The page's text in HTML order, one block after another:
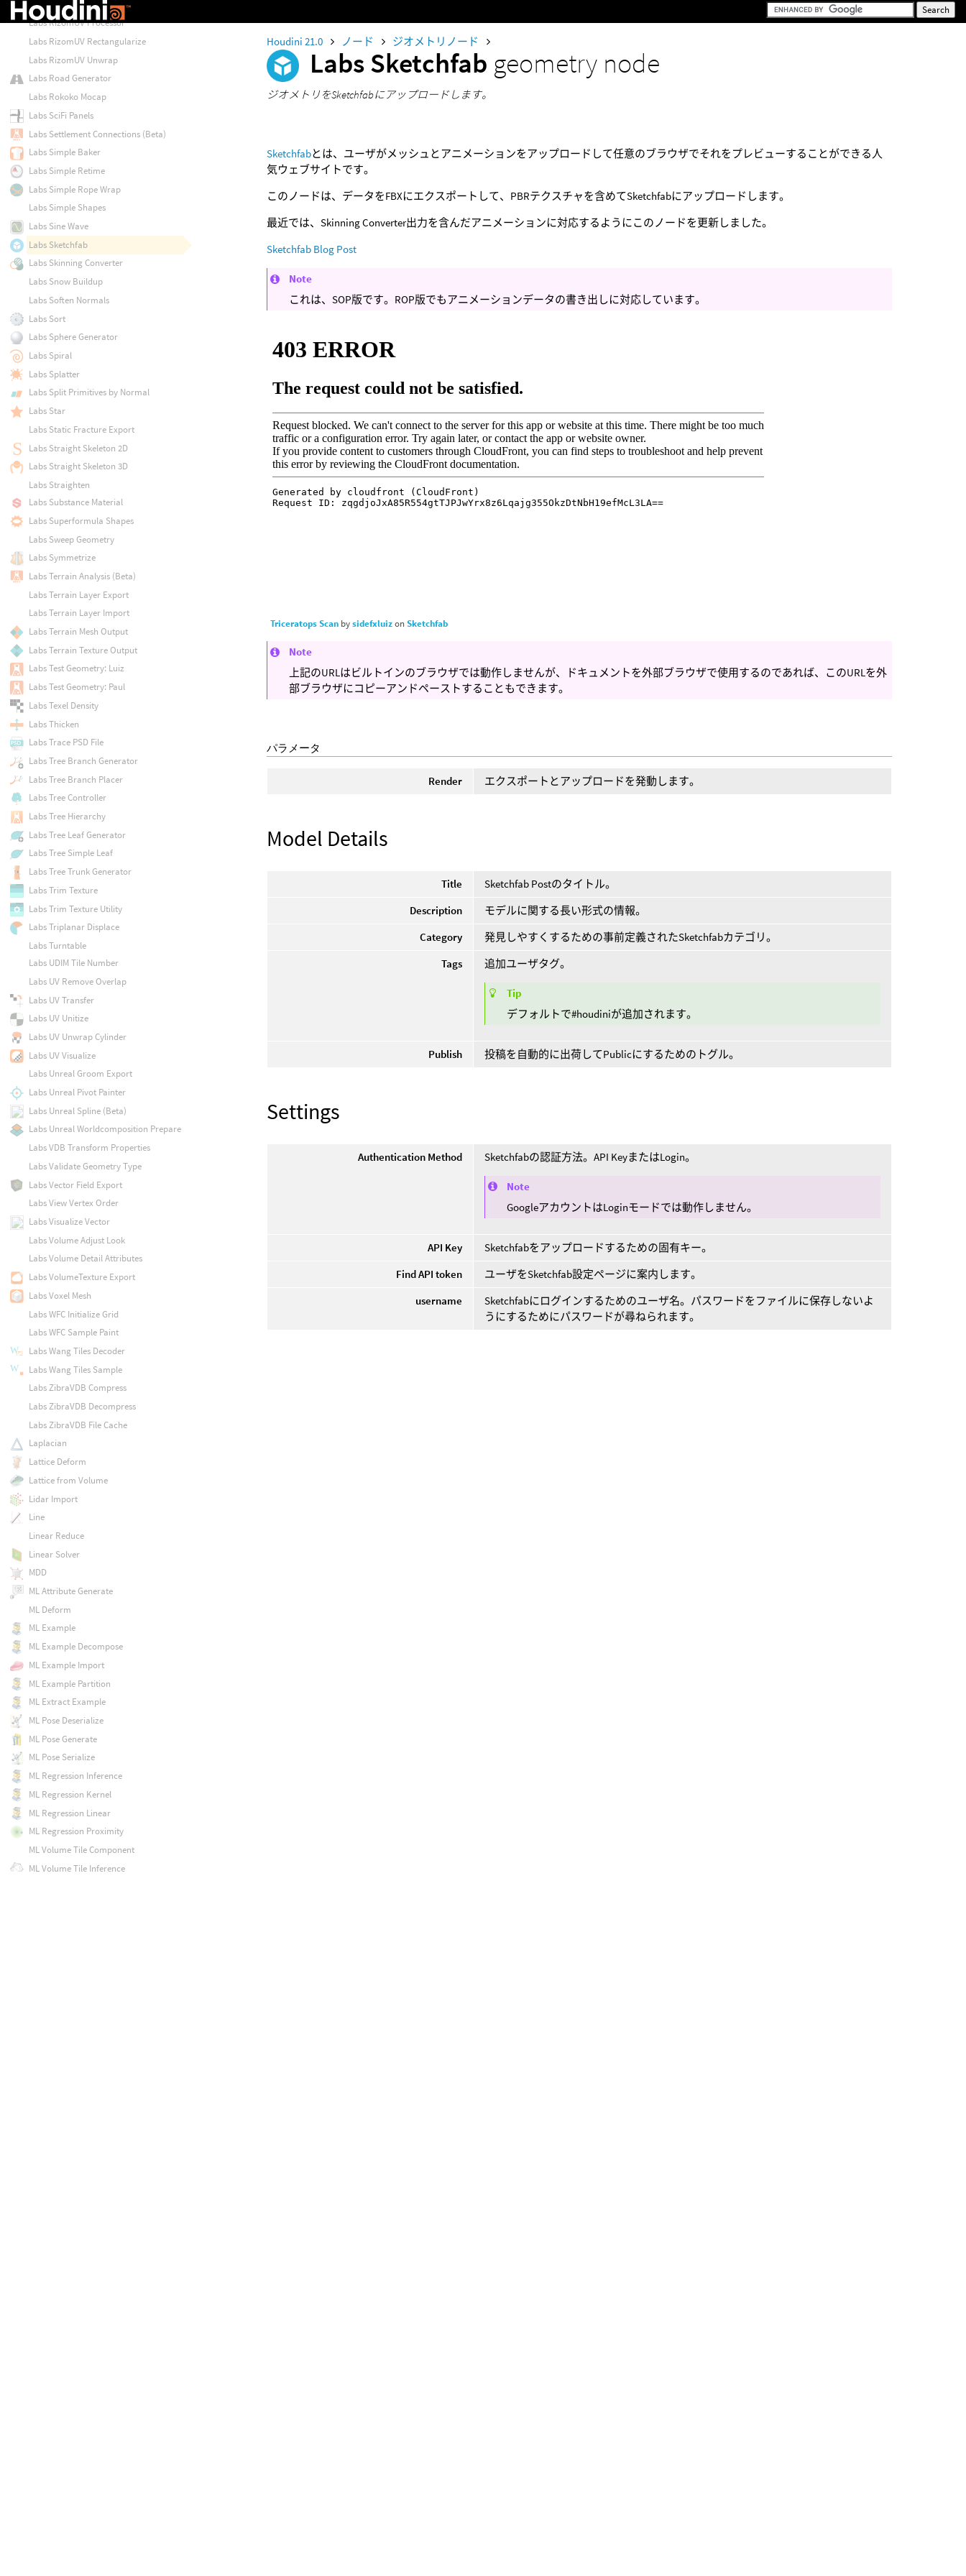
Houdini 21.0 ノード ジオメトリノード
Labs Sketchfab geometry node
ジオメトリをSketchfabにアップロードします。
Sketchfabとは、ユーザがメッシュとアニメーションをアップロードして任意のブラウザでそれをプレビューすることができる人
気ウェブサイトです。
このノードは、データをFBXにエクスポートして、PBRテクスチャを含めてSketchfabにアップロードします。
最近では、Skinning Converter出力を含んだアニメーションに対応するようにこのノードを更新しました。
Sketchfab Blog Post
Note
これは、SOP版です。ROP版でもアニメーションデータの書き出しに対応しています。
Triceratops Scan bysidefxluizonSketchfab
Note
上記のURLはビルトインのブラウザでは動作しませんが、ドキュメントを外部ブラウザで使用するのであれば、このURLを外
部ブラウザにコピーアンドペーストすることもできます。
パラメータ
Render エクスポートとアップロードを発動します。
Model Details
Title
Sketchfab Postのタイトル。
Description
モデルに関する長い形式の情報。
Category
発見しやすくするための事前定義されたSketchfabカテゴリ。
Tags
追加ユーザタグ。
Tip
デフォルトで#houdiniが追加されます。
Publish 投稿を自動的に出荷してPublicにするためのトグル。
Settings
Authentication Method Sketchfabの認証方法。API KeyまたはLogin。
Note
GoogleアカウントはLoginモードでは動作しません。
API Key
Sketchfabをアップロードするための固有キー。
Find API token
ユーザをSketchfab設定ページに案内します。
username
Sketchfabにログインするためのユーザ名。パスワードをファイルに保存しないよ
うにするためにパスワードが尋ねられます。
Labs RizomUV Optimize
Labs RizomUV Processor
Labs RizomUV Rectangularize
Labs RizomUV Unwrap
Labs Road Generator
Labs Rokoko Mocap
Labs SciFi Panels
Labs Settlement Connections (Beta)
Labs Simple Baker
Labs Simple Retime
Labs Simple Rope Wrap
Labs Simple Shapes
Labs Sine Wave
Labs Sketchfab
Labs Skinning Converter
Labs Snow Buildup
Labs Soften Normals
Labs Sort
Labs Sphere Generator
Labs Spiral
Labs Splatter
Labs Split Primitives by Normal
Labs Star
Labs Static Fracture Export
Labs Straight Skeleton 2D
Labs Straight Skeleton 3D
Labs Straighten
Labs Substance Material
Labs Superformula Shapes
Labs Sweep Geometry
Labs Symmetrize
Labs Terrain Analysis (Beta)
Labs Terrain Layer Export
Labs Terrain Layer Import
Labs Terrain Mesh Output
Labs Terrain Texture Output
Labs Test Geometry: Luiz
Labs Test Geometry: Paul
Labs Texel Density
Labs Thicken
Labs Trace PSD File
Labs Tree Branch Generator
Labs Tree Branch Placer
Labs Tree Controller
Labs Tree Hierarchy
Labs Tree Leaf Generator
Labs Tree Simple Leaf
Labs Tree Trunk Generator
Labs Trim Texture
Labs Trim Texture Utility
Labs Triplanar Displace
Labs Turntable
Labs UDIM Tile Number
Labs UV Remove Overlap
Labs UV Transfer
Labs UV Unitize
Labs UV Unwrap Cylinder
Labs UV Visualize
Labs Unreal Groom Export
Labs Unreal Pivot Painter
Labs Unreal Spline (Beta)
Labs Unreal Worldcomposition Prepare
Labs VDB Transform Properties
Labs Validate Geometry Type
Labs Vector Field Export
Labs View Vertex Order
Labs Visualize Vector
Labs Volume Adjust Look
Labs Volume Detail Attributes
Labs VolumeTexture Export
Labs Voxel Mesh
Labs WFC Initialize Grid
Labs WFC Sample Paint
Labs Wang Tiles Decoder
Labs Wang Tiles Sample
Labs ZibraVDB Compress
Labs ZibraVDB Decompress
Labs ZibraVDB File Cache
Laplacian
Lattice Deform
Lattice from Volume
Lidar Import
Line
Linear Reduce
Linear Solver
MDD
ML Attribute Generate
ML Deform
ML Example
ML Example Decompose
ML Example Import
ML Example Partition
ML Extract Example
ML Pose Deserialize
ML Pose Generate
ML Pose Serialize
ML Regression Inference
ML Regression Kernel
ML Regression Linear
ML Regression Proximity
ML Volume Tile Component
ML Volume Tile Inference